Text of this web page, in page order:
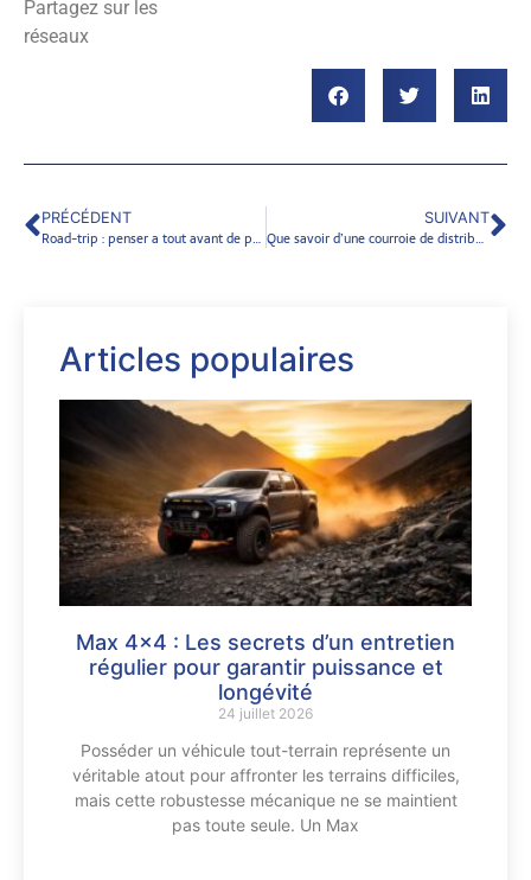
Partagez sur les
réseaux
PRÉCÉDENT
Road-trip : penser a tout avant de partir
SUIVANT
Que savoir d’une courroie de distribution dans une voiture ?
Articles populaires
Max 4×4 : Les secrets d’un entretien
régulier pour garantir puissance et
longévité
24 juillet 2026
Posséder un véhicule tout-terrain représente un
véritable atout pour affronter les terrains difficiles,
mais cette robustesse mécanique ne se maintient
pas toute seule. Un Max